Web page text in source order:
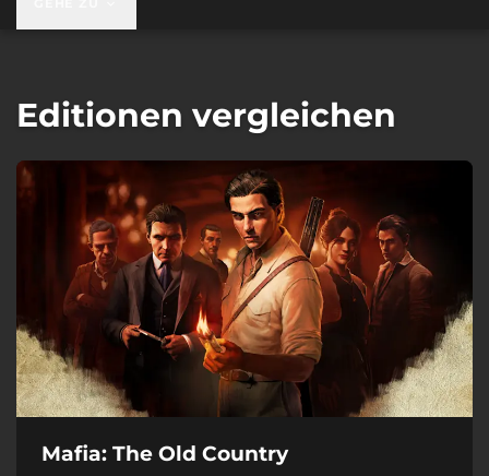
Editionen vergleichen
Mafia: The Old Country